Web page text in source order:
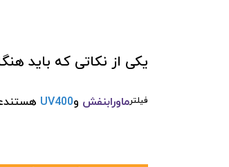
یکی از نکاتی که باید
فیلترماورابنفش وUV400